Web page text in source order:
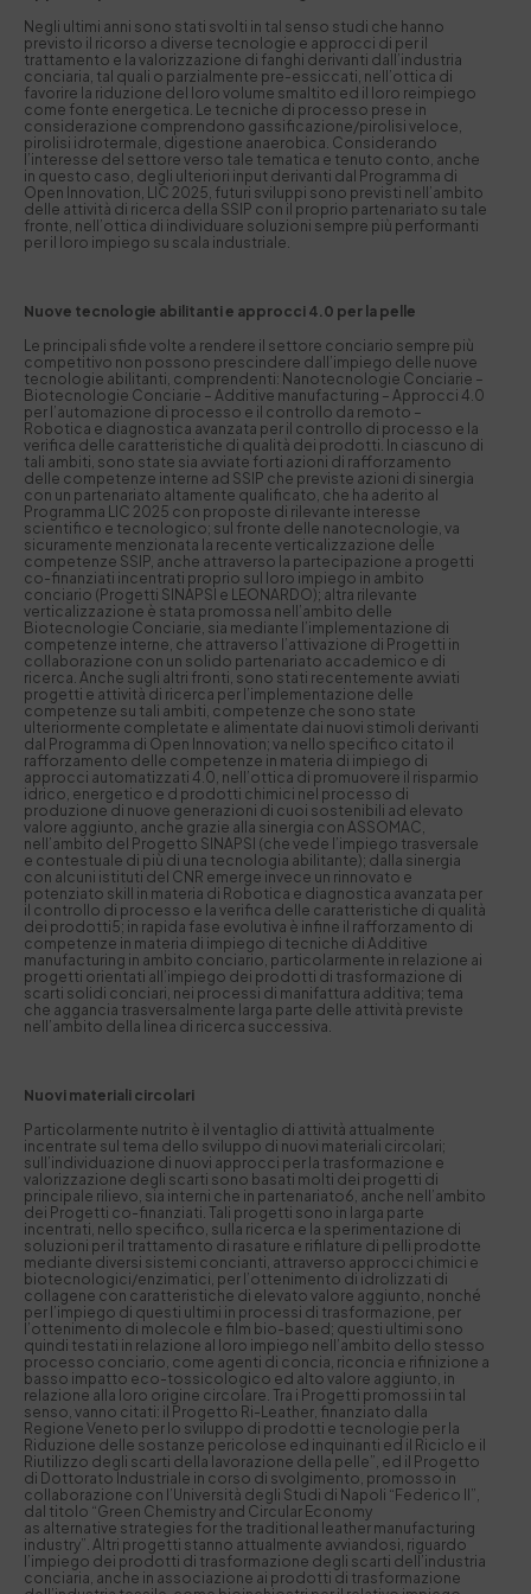
Negli ultimi anni sono stati svolti in tal senso studi che hanno
previsto il ricorso a diverse tecnologie e approcci di per il
trattamento e la valorizzazione di fanghi derivanti dall’industria
conciaria, tal quali o parzialmente pre-essiccati, nell’ottica di
favorire la riduzione del loro volume smaltito ed il loro reimpiego
come fonte energetica. Le tecniche di processo prese in
considerazione comprendono gassificazione/pirolisi veloce,
pirolisi idrotermale, digestione anaerobica. Considerando
l’interesse del settore verso tale tematica e tenuto conto, anche
in questo caso, degli ulteriori input derivanti dal Programma di
Open Innovation, LIC 2025, futuri sviluppi sono previsti nell’ambito
delle attività di ricerca della SSIP con il proprio partenariato su tale
fronte, nell’ottica di individuare soluzioni sempre più performanti
per il loro impiego su scala industriale.
Nuove tecnologie abilitanti e approcci 4.0 per la pelle
Le principali sfide volte a rendere il settore conciario sempre più
competitivo non possono prescindere dall’impiego delle nuove
tecnologie abilitanti, comprendenti: Nanotecnologie Conciarie –
Biotecnologie Conciarie – Additive manufacturing – Approcci 4.0
per l’automazione di processo e il controllo da remoto –
Robotica e diagnostica avanzata per il controllo di processo e la
verifica delle caratteristiche di qualità dei prodotti. In ciascuno di
tali ambiti, sono state sia avviate forti azioni di rafforzamento
delle competenze interne ad SSIP che previste azioni di sinergia
con un partenariato altamente qualificato, che ha aderito al
Programma LIC 2025 con proposte di rilevante interesse
scientifico e tecnologico; sul fronte delle nanotecnologie, va
sicuramente menzionata la recente verticalizzazione delle
competenze SSIP, anche attraverso la partecipazione a progetti
co-finanziati incentrati proprio sul loro impiego in ambito
conciario (Progetti SINAPSI e LEONARDO); altra rilevante
verticalizzazione è stata promossa nell’ambito delle
Biotecnologie Conciarie, sia mediante l’implementazione di
competenze interne, che attraverso l’attivazione di Progetti in
collaborazione con un solido partenariato accademico e di
ricerca. Anche sugli altri fronti, sono stati recentemente avviati
progetti e attività di ricerca per l’implementazione delle
competenze su tali ambiti, competenze che sono state
ulteriormente completate e alimentate dai nuovi stimoli derivanti
dal Programma di Open Innovation; va nello specifico citato il
rafforzamento delle competenze in materia di impiego di
approcci automatizzati 4.0, nell’ottica di promuovere il risparmio
idrico, energetico e d prodotti chimici nel processo di
produzione di nuove generazioni di cuoi sostenibili ad elevato
valore aggiunto, anche grazie alla sinergia con ASSOMAC,
nell’ambito del Progetto SINAPSI (che vede l’impiego trasversale
e contestuale di più di una tecnologia abilitante); dalla sinergia
con alcuni istituti del CNR emerge invece un rinnovato e
potenziato skill in materia di Robotica e diagnostica avanzata per
il controllo di processo e la verifica delle caratteristiche di qualità
dei prodotti5; in rapida fase evolutiva è infine il rafforzamento di
competenze in materia di impiego di tecniche di Additive
manufacturing in ambito conciario, particolarmente in relazione ai
progetti orientati all’impiego dei prodotti di trasformazione di
scarti solidi conciari, nei processi di manifattura additiva; tema
che aggancia trasversalmente larga parte delle attività previste
nell’ambito della linea di ricerca successiva.
Nuovi materiali circolari
Particolarmente nutrito è il ventaglio di attività attualmente
incentrate sul tema dello sviluppo di nuovi materiali circolari;
sull’individuazione di nuovi approcci per la trasformazione e
valorizzazione degli scarti sono basati molti dei progetti di
principale rilievo, sia interni che in partenariato6, anche nell’ambito
dei Progetti co-finanziati. Tali progetti sono in larga parte
incentrati, nello specifico, sulla ricerca e la sperimentazione di
soluzioni per il trattamento di rasature e rifilature di pelli prodotte
mediante diversi sistemi concianti, attraverso approcci chimici e
biotecnologici/enzimatici, per l’ottenimento di idrolizzati di
collagene con caratteristiche di elevato valore aggiunto, nonché
per l’impiego di questi ultimi in processi di trasformazione, per
l’ottenimento di molecole e film bio-based; questi ultimi sono
quindi testati in relazione al loro impiego nell’ambito dello stesso
processo conciario, come agenti di concia, riconcia e rifinizione a
basso impatto eco-tossicologico ed alto valore aggiunto, in
relazione alla loro origine circolare. Tra i Progetti promossi in tal
senso, vanno citati: il Progetto Ri-Leather, finanziato dalla
Regione Veneto per lo sviluppo di prodotti e tecnologie per la
Riduzione delle sostanze pericolose ed inquinanti ed il Riciclo e il
Riutilizzo degli scarti della lavorazione della pelle”, ed il Progetto
di Dottorato Industriale in corso di svolgimento, promosso in
collaborazione con l’Università degli Studi di Napoli “Federico II”,
dal titolo “Green Chemistry and Circular Economy
as alternative strategies for the traditional leather manufacturing
industry”. Altri progetti stanno attualmente avviandosi, riguardo
l’impiego dei prodotti di trasformazione degli scarti dell’industria
conciaria, anche in associazione ai prodotti di trasformazione